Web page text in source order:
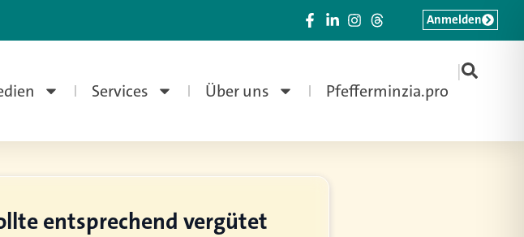
Services Über uns Pfefferminzia.pro
|
Anmelden
entsprechend vergütet